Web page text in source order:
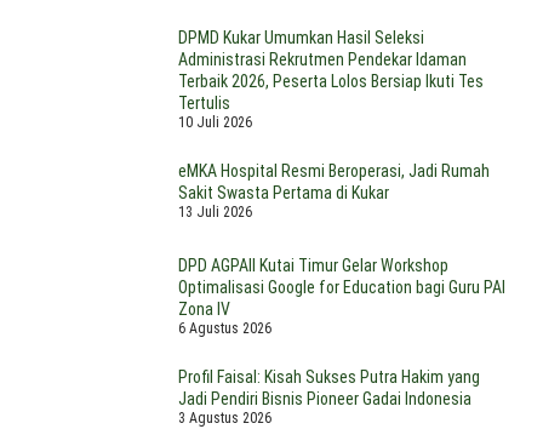
DPMD Kukar Umumkan Hasil Seleksi
Administrasi Rekrutmen Pendekar Idaman
Terbaik 2026, Peserta Lolos Bersiap Ikuti Tes
Tertulis
10 Juli 2026
eMKA Hospital Resmi Beroperasi, Jadi Rumah
Sakit Swasta Pertama di Kukar
13 Juli 2026
DPD AGPAII Kutai Timur Gelar Workshop
Optimalisasi Google for Education bagi Guru PAI
Zona IV
6 Agustus 2026
Profil Faisal: Kisah Sukses Putra Hakim yang
Jadi Pendiri Bisnis Pioneer Gadai Indonesia
3 Agustus 2026